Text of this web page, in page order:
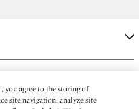
you agree to the storing of
site navigation, analyze site